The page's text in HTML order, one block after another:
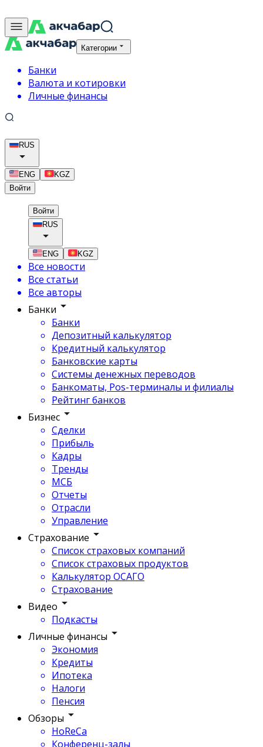
Категории
Банки
Валюта и котировки
Личные финансы
RUS
ENG
KGZ
Войти
Войти
RUS
ENG KGZ
Все новости
Все статьи
Все авторы
Банки
Банки
Депозитный калькулятор
Кредитный калькулятор
Банковские карты
Системы денежных переводов
Банкоматы, Pos-терминалы и филиалы
Рейтинг банков
Бизнес
Сделки
Прибыль
Кадры
Тренды
МСБ
Отчеты
Отрасли
Управление
Страхование
Список страховых компаний
Список страховых продуктов
Калькулятор ОСАГО
Страхование
Видео
Подкасты
Личные финансы
Экономия
Кредиты
Ипотека
Налоги
Пенсия
Обзоры
HoReCa
Конференц-залы